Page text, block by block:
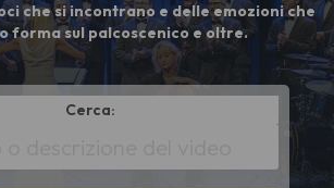
che si incontrano e delle emozioni che
forma sul palcoscenico e oltre.
Cerca: